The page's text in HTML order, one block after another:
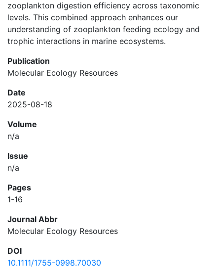
zooplankton digestion efficiency across taxonomic
levels. This combined approach enhances our
understanding of zooplankton feeding ecology and
trophic interactions in marine ecosystems.
Publication
Molecular Ecology Resources
Date
2025-08-18
Volume
n/a
Issue
n/a
Pages
1-16
Journal Abbr
Molecular Ecology Resources
DOI
10.1111/1755-0998.70030